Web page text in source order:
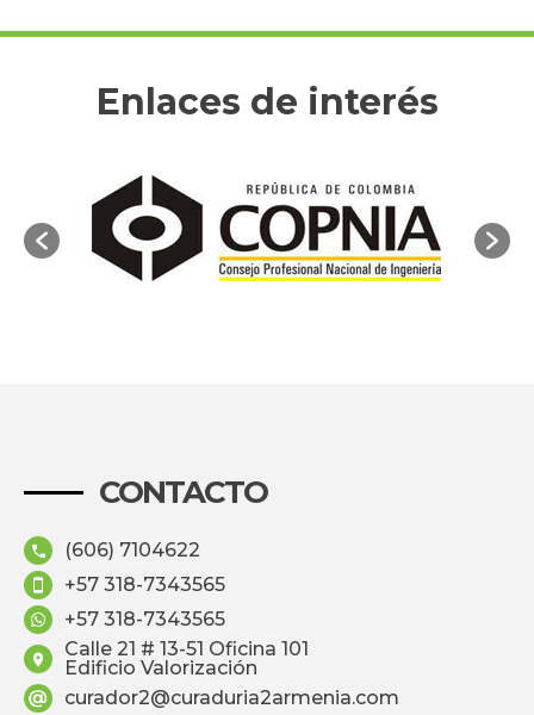
Enlaces de interés
CONTACTO
(606) 7104622
+57 318-7343565
+57 318-7343565
Calle 21 # 13-51 Oficina 101
Edificio Valorización
curador2@curaduria2armenia.com